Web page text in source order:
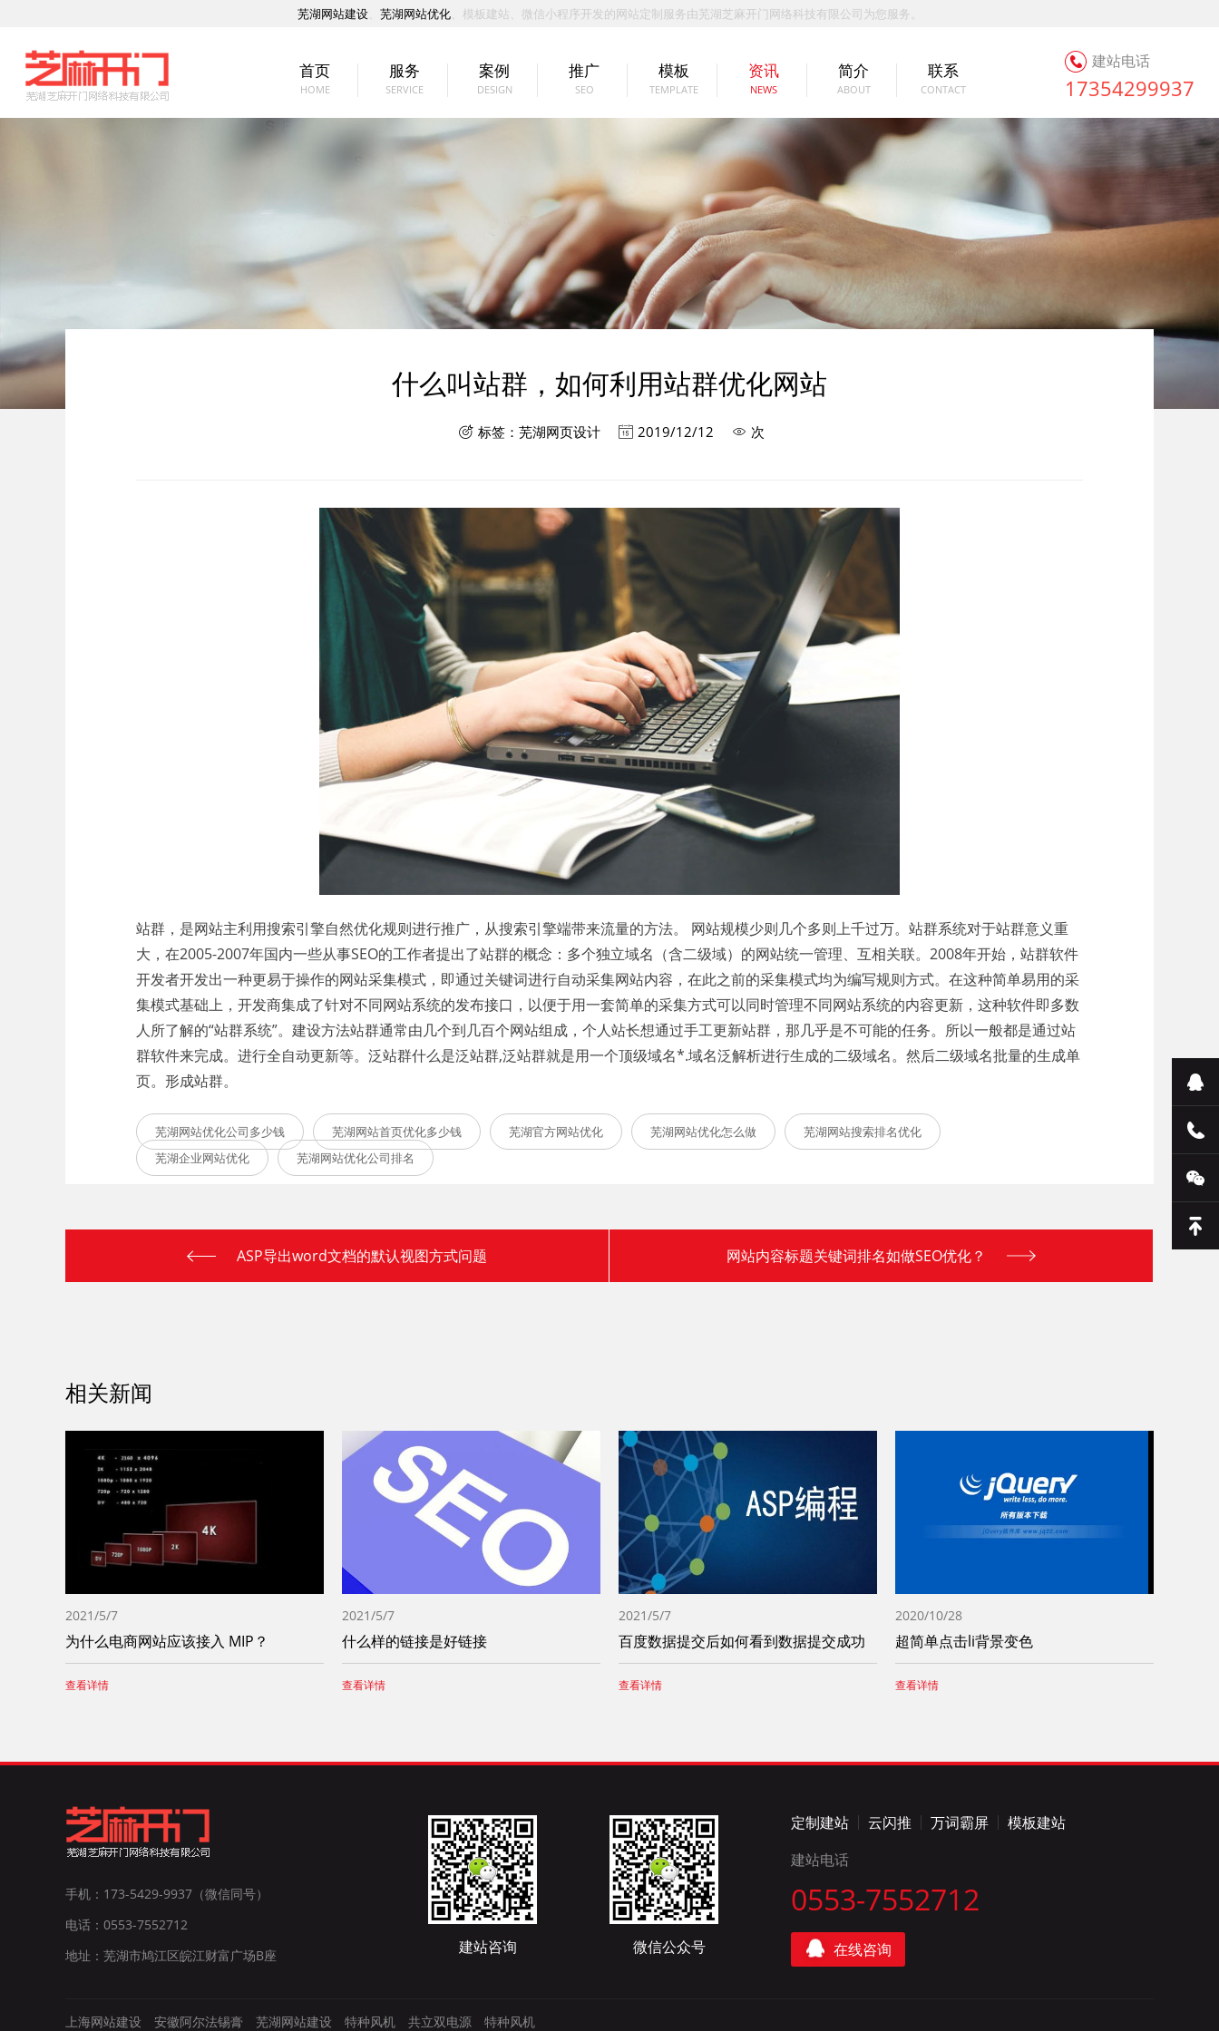
芜湖网站建设、 芜湖网站优化、模板建站、微信小程序开发的网站定制服务由芜湖芝麻开门网络科技有限公司为您服务。
首页
HOME
服务
SERVICE
案例
DESIGN
推广
SEO
模板
TEMPLATE
资讯
NEWS
简介
ABOUT
联系
CONTACT
建站电话
17354299937
什么叫站群，如何利用站群优化网站
 标签： 芜湖网页设计  2019/12/12  次
站群，是网站主利用搜索引擎自然优化规则进行推广，从搜索引擎端带来流量的方法。 网站规模少则几个多则上千过万。站群系统对于站群意义重
大，在2005-2007年国内一些从事SEO的工作者提出了站群的概念：多个独立域名（含二级域）的网站统一管理、互相关联。2008年开始，站群软件
开发者开发出一种更易于操作的网站采集模式，即通过关键词进行自动采集网站内容，在此之前的采集模式均为编写规则方式。在这种简单易用的采
集模式基础上，开发商集成了针对不同网站系统的发布接口，以便于用一套简单的采集方式可以同时管理不同网站系统的内容更新，这种软件即多数
人所了解的“站群系统”。建设方法站群通常由几个到几百个网站组成，个人站长想通过手工更新站群，那几乎是不可能的任务。所以一般都是通过站
群软件来完成。进行全自动更新等。泛站群什么是泛站群,泛站群就是用一个顶级域名*.域名泛解析进行生成的二级域名。然后二级域名批量的生成单
页。形成站群。
芜湖网站优化公司多少钱 芜湖网站首页优化多少钱 芜湖官方网站优化 芜湖网站优化怎么做
芜湖网站搜索排名优化
芜湖企业网站优化
芜湖网站优化公司排名
ASP导出word文档的默认视图方式问题 网站内容标题关键词排名如做SEO优化？
相关新闻
2021/5/7
为什么电商网站应该接入 MIP？
查看详情
2021/5/7
什么样的链接是好链接
查看详情
2021/5/7
百度数据提交后如何看到数据提交成功
查看详情
2020/10/28
超简单点击li背景变色
查看详情
手机：173-5429-9937（微信同号）
电话：0553-7552712
地址：芜湖市鸠江区皖江财富广场B座
建站咨询 微信公众号
定制建站 云闪推 万词霸屏
模板建站
建站电话
0553-7552712
在线咨询
上海网站建设 安徽阿尔法锡膏 芜湖网站建设 特种风机 共立双电源 特种风机